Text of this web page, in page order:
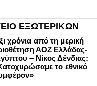
ΕΞΩΤΕΡΙΚΩΝ
χρόνια από τη μερική
ΑΟΖ Ελλάδας-
– Νίκος Δένδιας:
το εθνικό